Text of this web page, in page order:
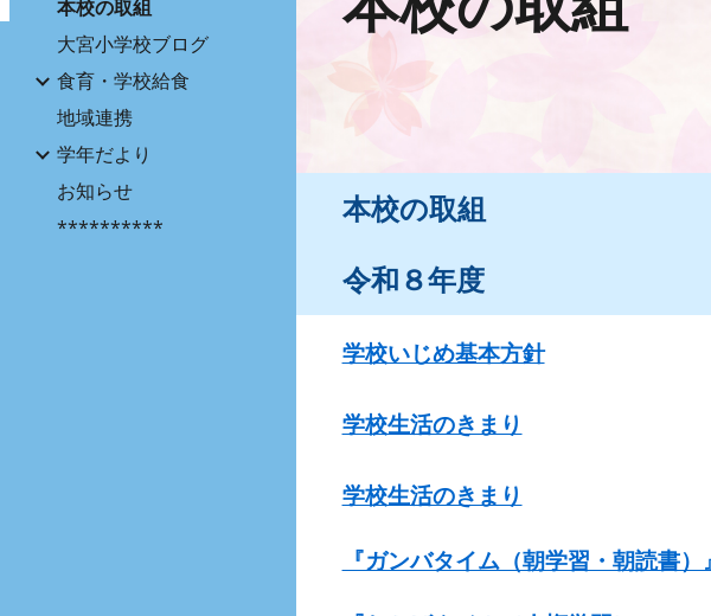
本校の取組
大宮小学校ブログ
食育・学校給食
地域連携
学年だより
お知らせ
**********
本校の取組
令和８年度
学校いじめ基本方針
学校生活のきまり
学校生活のきまり
『ガンバタイム（朝学習・朝読書）